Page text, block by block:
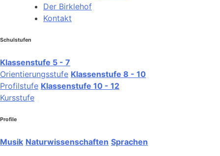
Der Birklehof
Kontakt
Schulstufen
Klassenstufe 5 - 7
Orientierungsstufe Klassenstufe 8 - 10
Profilstufe Klassenstufe 10 - 12
Kursstufe
Profile
Musik Naturwissenschaften Sprachen